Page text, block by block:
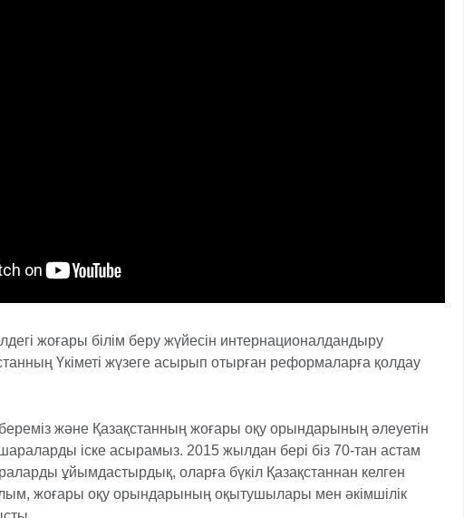
жоғары білім беру жүйесін интернационалдандыру
Үкіметі жүзеге асырып отырған реформаларға қолдау
береміз және Қазақстанның жоғары оқу орындарының әлеуетін
іске асырамыз. 2015 жылдан бері біз 70-тан астам
ұйымдастырдық, оларға бүкіл Қазақстаннан келген
жоғары оқу орындарының оқытушылары мен әкімшілік